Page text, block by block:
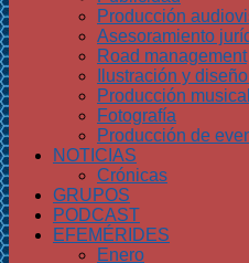
Producción
Asesoramiento
Road management
Ilustración y
Producción musical
Fotografía
Producción de
NOTICIAS
Crónicas
GRUPOS
PODCAST
EFEMÉRIDES
Enero